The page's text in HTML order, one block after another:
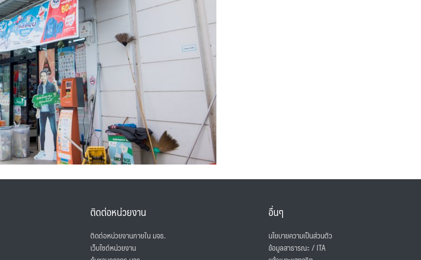
ติดต่อหน่วยงาน
ติดต่อหน่วยงานภายใน มจธ.
เว็บไซต์หน่วยงาน
อื่นๆ
นโยบายความเป็นส่วนตัว
ข้อมูลสาธารณะ / ITA